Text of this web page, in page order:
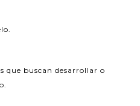
que buscan desarrollar o